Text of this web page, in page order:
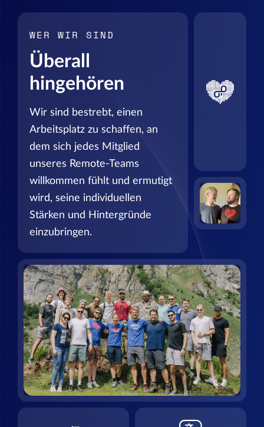
WER WIR SIND
Überall
hingehören
Wir sind bestrebt, einen
Arbeitsplatz zu schaffen, an
dem sich jedes Mitglied
unseres Remote-Teams
willkommen fühlt und ermutigt
wird, seine individuellen
Stärken und Hintergründe
einzubringen.